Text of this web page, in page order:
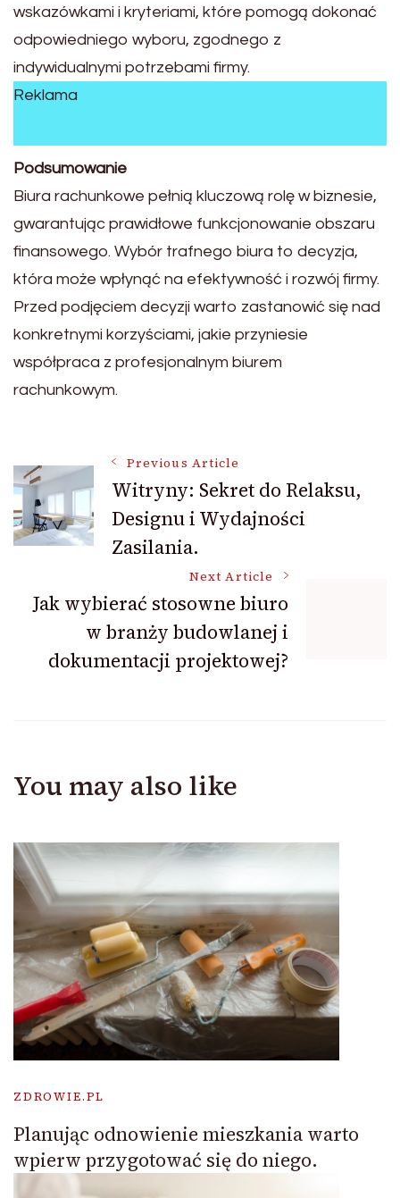
wskazówkami i kryteriami, które pomogą dokonać
odpowiedniego wyboru, zgodnego z
indywidualnymi potrzebami firmy.
Reklama
Podsumowanie
Biura rachunkowe pełnią kluczową rolę w biznesie,
gwarantując prawidłowe funkcjonowanie obszaru
finansowego. Wybór trafnego biura to decyzja,
która może wpłynąć na efektywność i rozwój firmy.
Przed podjęciem decyzji warto zastanowić się nad
konkretnymi korzyściami, jakie przyniesie
współpraca z profesjonalnym biurem
rachunkowym.
Post
Navigation
Previous Article
Witryny: Sekret do Relaksu,
Designu i Wydajności
Zasilania.
Next Article
Jak wybierać stosowne biuro
w branży budowlanej i
dokumentacji projektowej?
You may also like
ZDROWIE.PL
Planując odnowienie mieszkania warto
wpierw przygotować się do niego.